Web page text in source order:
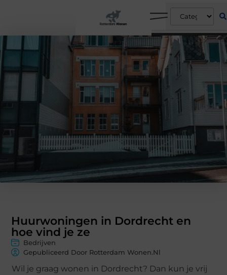
Huurwoningen in Dordrecht en
hoe vind je ze
Bedrijven
Gepubliceerd Door Rotterdam Wonen.nl
Wil je graag wonen in Dordrecht? Dan kun je vrij